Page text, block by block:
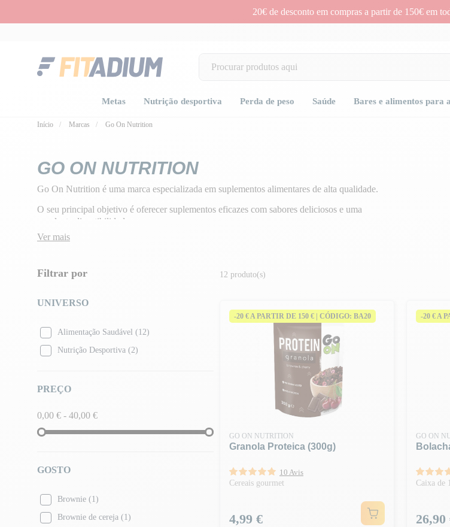
20€ de desconto em compras a partir de 150€ em
Metas Nutrição desportiva Perda de peso Saúde Bares e alimentos para
Início Marcas Go On Nutrition
GO ON NUTRITION
Go On Nutrition é uma marca especializada em suplementos alimentares de alta qualidade.
O seu principal objetivo é oferecer suplementos eficazes com sabores deliciosos e uma
excelente digestibilidade.
Os ingredientes de cada produto são cuidadosamente selecionados para criar as melhores
Ver mais
Filtrar por
UNIVERSO
Alimentação Saudável (12)
Nutrição Desportiva (2)
PREÇO
0,00 € - 40,00 €
GOSTO
Brownie (1)
Brownie de cereja (1)
12 produto(s)
-20 € A PARTIR DE 150 € | CÓDIGO: BA20
GO ON NUTRITION
Granola Proteica (300g)
10 Avis
Cereais gourmet
Preço
4,99 €
-20 € A
GO ON
Caixa de
Preço
26,90